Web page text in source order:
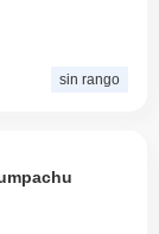
sin rango